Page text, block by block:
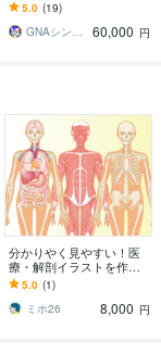
売！LINEスタンプデザイ
ン♪
5.0 (19)
GNAシンノスケ
60,000 円
分かりやく見やすい！医
療・解剖イラストを作成
します 医療系イラスト実
績あり！WEB・資料・論
文作成をサポート！
5.0 (1)
ミホ26
8,000 円